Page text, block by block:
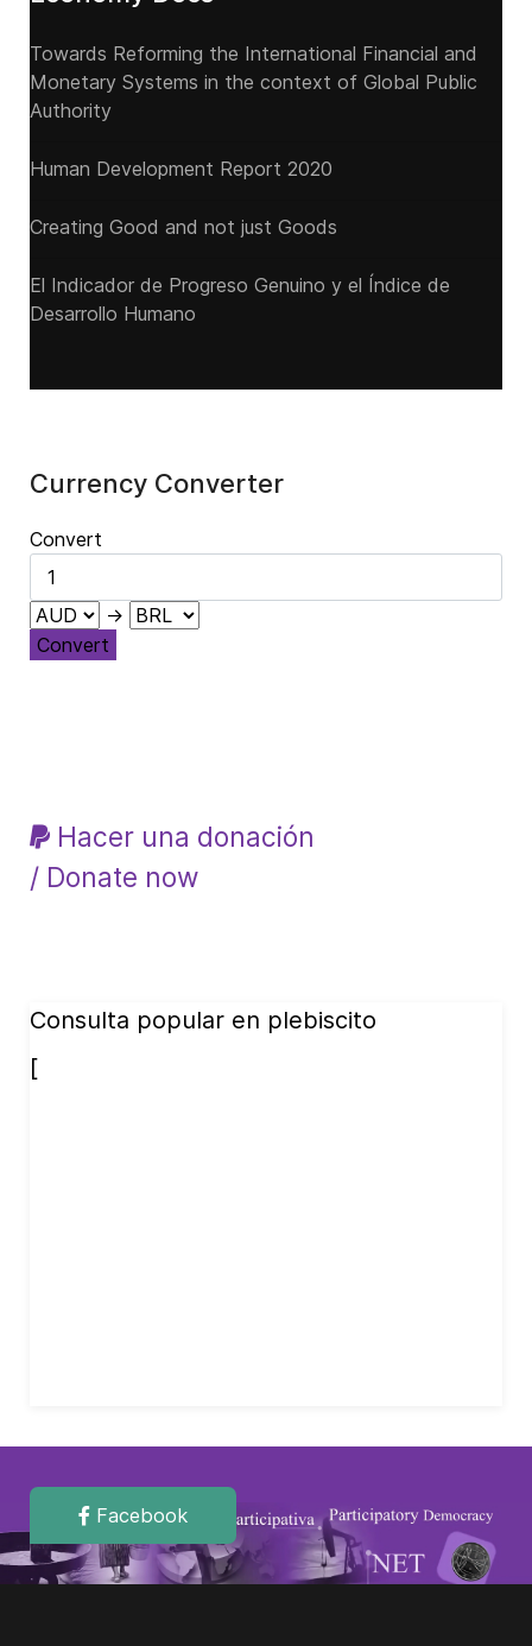
Towards Reforming the International Financial and
Monetary Systems in the context of Global Public
Authority
Human Development Report 2020
Creating Good and not just Goods
El Indicador de Progreso Genuino y el Índice de
Desarrollo Humano
Currency Converter
Convert
→
Convert
Hacer una donación
/ Donate now
Consulta popular en plebiscito
[
Facebook